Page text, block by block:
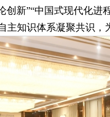
新”“中国式现代化进
知识体系凝聚共识，